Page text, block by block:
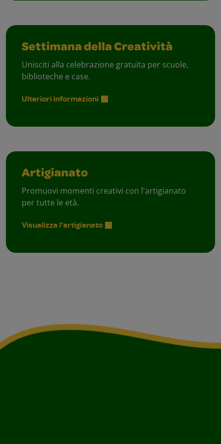
Settimana della Creatività
Unisciti alla celebrazione gratuita per scuole,
biblioteche e case.
Ulteriori informazioni
Artigianato
Promuovi momenti creativi con l'artigianato
per tutte le età.
Visualizza l'artigianato